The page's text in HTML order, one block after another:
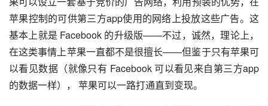
苹果控制的可供第三方app使用的网络上投放这些广告。这
基本上就是 Facebook 的升级版——不过，诚然，理论上，
在这类事情上苹果一直都不是很擅长——但鉴于只有苹果可
以看见数据（就像只有 Facebook 可以看见来自第三方app
的数据一样）， 苹果可以一路打通直到变现。